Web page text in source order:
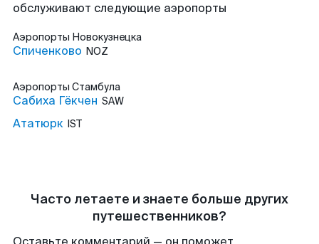
обслуживают следующие аэропорты
Аэропорты Новокузнецка
Спиченково NOZ
Аэропорты Стамбула
Сабиха Гёкчен SAW
Ататюрк IST
Часто летаете и знаете больше других
путешественников?